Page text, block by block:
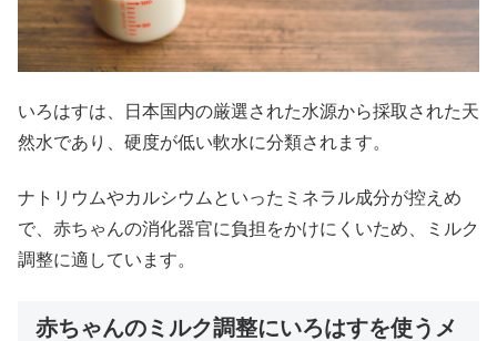
いろはすは、日本国内の厳選された水源から採取された天
然水であり、硬度が低い軟水に分類されます。
ナトリウムやカルシウムといったミネラル成分が控えめ
で、赤ちゃんの消化器官に負担をかけにくいため、ミルク
調整に適しています。
赤ちゃんのミルク調整にいろはすを使うメ